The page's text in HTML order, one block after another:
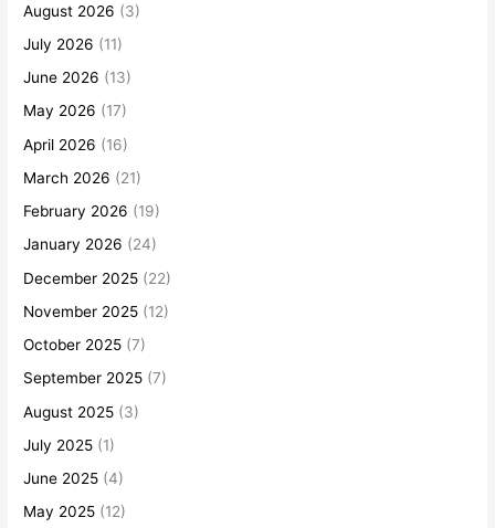
August 2026 (3)
July 2026 (11)
June 2026 (13)
May 2026 (17)
April 2026 (16)
March 2026 (21)
February 2026 (19)
January 2026 (24)
December 2025 (22)
November 2025 (12)
October 2025 (7)
September 2025 (7)
August 2025 (3)
July 2025 (1)
June 2025 (4)
May 2025 (12)